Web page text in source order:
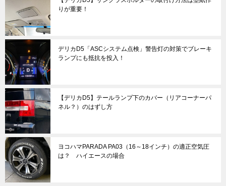
りが重要！
デリカD5「ASCシステム点検」警告灯の対策でブレーキ
ランプにも抵抗を投入！
【デリカD5】テールランプ下のカバー（リアコーナーパ
ネル？）のはずし方
ヨコハマPARADA PA03（16～18インチ）の適正空気圧
は？ ハイエースの場合